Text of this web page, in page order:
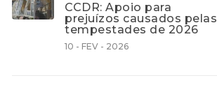
CCDR: Apoio para
prejuízos causados pelas
tempestades de 2026
10 - FEV - 2026